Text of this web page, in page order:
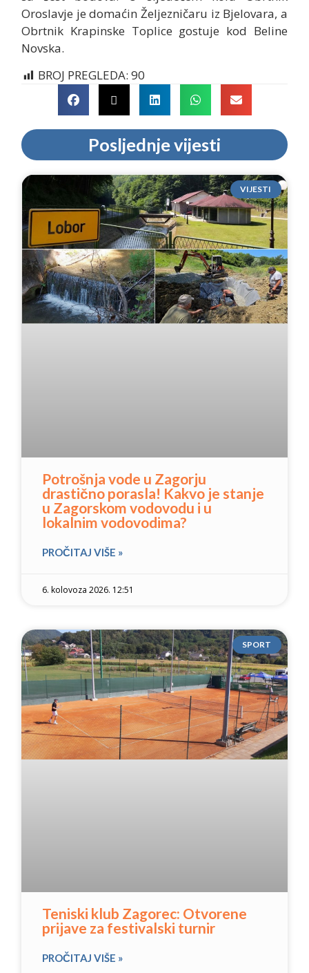
Oroslavje je domaćin Željezničaru iz Bjelovara, a
Obrtnik Krapinske Toplice gostuje kod Beline
Novska.
BROJ PREGLEDA: 90
Posljednje vijesti
VIJESTI
Potrošnja vode u Zagorju
drastično porasla! Kakvo je stanje
u Zagorskom vodovodu i u
lokalnim vodovodima?
PROČITAJ VIŠE »
6. kolovoza 2026. 12:51
SPORT
Teniski klub Zagorec: Otvorene
prijave za festivalski turnir
PROČITAJ VIŠE »